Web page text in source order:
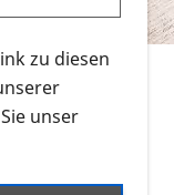
zum
Website
an.
Infomaterial
zu diesen
unser